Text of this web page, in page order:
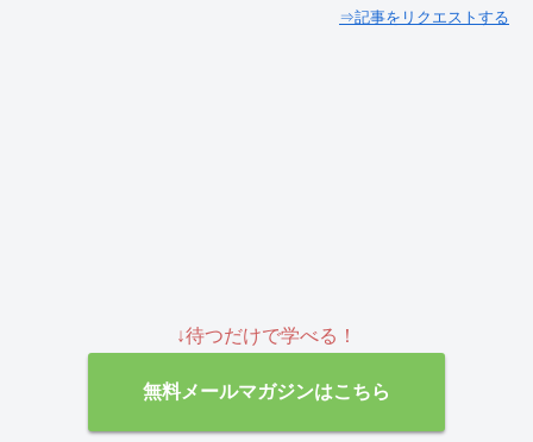
⇒記事をリクエストする
↓待つだけで学べる！
無料メールマガジンはこちら